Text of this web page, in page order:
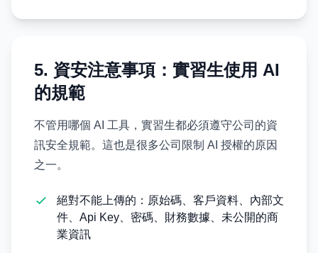
5. 資安注意事項：實習生使用 AI
的規範
不管用哪個 AI 工具，實習生都必須遵守公司的資
訊安全規範。這也是很多公司限制 AI 授權的原因
之一。
絕對不能上傳的：原始碼、客戶資料、內部文
件、Api Key、密碼、財務數據、未公開的商
業資訊